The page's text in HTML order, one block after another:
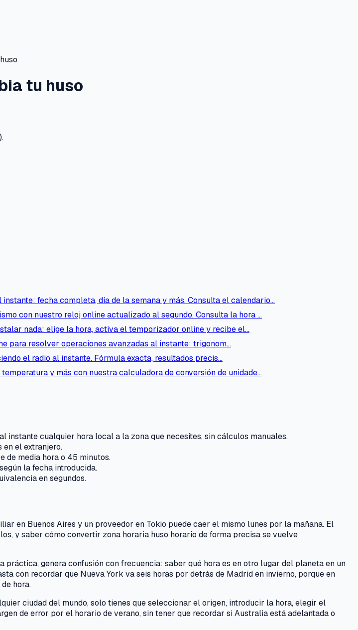
tu huso
instante: fecha completa, día de la semana y más. Consulta el calendario…
con nuestro reloj online actualizado al segundo. Consulta la hora …
nada: elige la hora, activa el temporizador online y recibe el…
para resolver operaciones avanzadas al instante: trigonom…
el radio al instante. Fórmula exacta, resultados precis…
y más con nuestra calculadora de conversión de unidade…
cualquier hora local a la zona que necesites, sin cálculos manuales.
el extranjero.
de media hora o 45 minutos.
la fecha introducida.
en segundos.
en Buenos Aires y un proveedor en Tokio puede caer el mismo lunes por la mañana. El
y saber cómo convertir zona horaria huso horario de forma precisa se vuelve
genera confusión con frecuencia: saber qué hora es en otro lugar del planeta en un
con recordar que Nueva York va seis horas por detrás de Madrid en invierno, porque en
hora.
ciudad del mundo, solo tienes que seleccionar el origen, introducir la hora, elegir el
de error por el horario de verano, sin tener que recordar si Australia está adelantada o